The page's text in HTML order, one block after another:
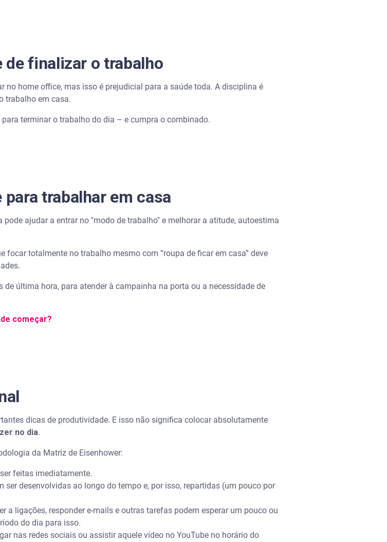
de finalizar o trabalho
no home office, mas isso é prejudicial para a saúde toda. A disciplina é
trabalho em casa.
terminar o trabalho do dia – e cumpra o combinado.
trabalhar em casa
ajudar a entrar no "modo de trabalho" e melhorar a atitude, autoestima
focar totalmente no trabalho mesmo com “roupa de ficar em casa” deve
última hora, para atender à campainha na porta ou a necessidade de
começar?
dicas de produtividade. E isso não significa colocar absolutamente
no dia.
da Matriz de Eisenhower:
feitas imediatamente.
ser desenvolvidas ao longo do tempo e, por isso, repartidas (um pouco por
a ligações, responder e-mails e outras tarefas podem esperar um pouco ou
do dia para isso.
nas redes sociais ou assistir aquele vídeo no YouTube no horário do